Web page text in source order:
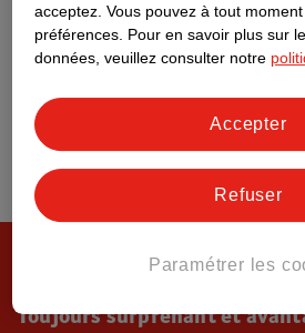
Toujours surprenant et
acceptez. Vous pouvez à tout
préférences. Pour en savoir plus sur
données, veuillez consulter notre
Paramétrer les
Refuser
Accepter